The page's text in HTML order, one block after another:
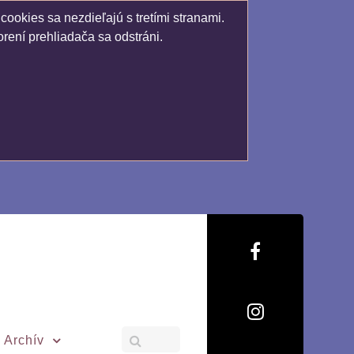
sa nezdieľajú s tretími stranami.
prehliadača sa odstráni.
Archív